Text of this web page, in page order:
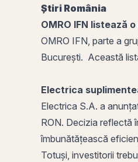
Știri România
OMRO IFN listează
OMRO IFN, parte a
București. Această
Electrica
Electrica S.A. a
RON. Decizia reflectă
îmbunătățească
Totuși, investitorii